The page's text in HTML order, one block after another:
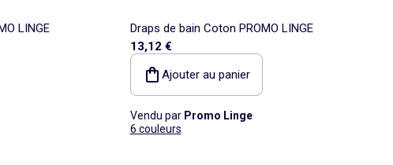
LINGE
Draps de bain Coton PROMO LINGE
13,12 €
Ajouter au panier
Vendu par Promo Linge
6 couleurs